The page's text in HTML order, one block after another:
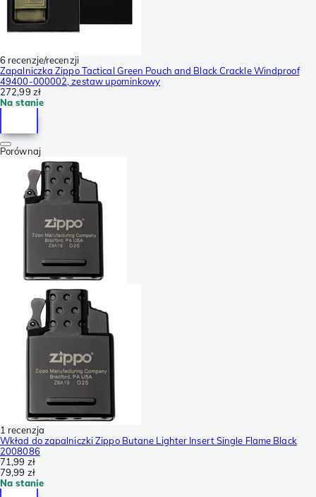
6 recenzje/recenzji
Zapalniczka Zippo Tactical Green Pouch and Black Crackle Windproof
49400-000002, zestaw upominkowy
272,99 zł
Na stanie
Porównaj
1 recenzja
Wkład do zapalniczki Zippo Butane Lighter Insert Single Flame Black
2008086
71,99 zł
79,99 zł
Na stanie